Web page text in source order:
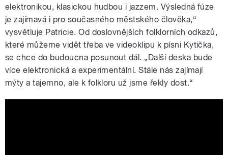
elektronikou, klasickou hudbou i jazzem. Výsledná fúze
je zajímavá i pro současného městského člověka,“
vysvětluje Patricie. Od doslovnějších folklorních odkazů,
které můžeme vidět třeba ve videoklipu k písni Kytička,
se chce do budoucna posunout dál. „Další deska bude
více elektronická a experimentální. Stále nás zajímají
mýty a tajemno, ale k folkloru už jsme řekly dost.“